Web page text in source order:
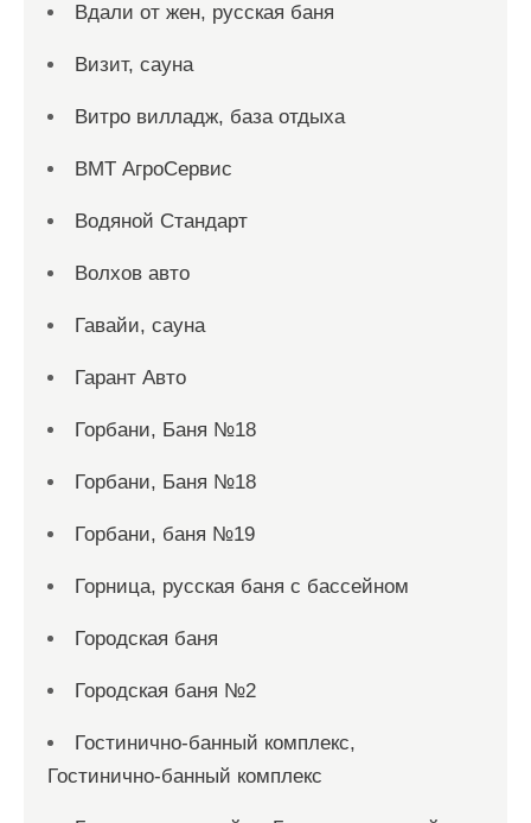
Вдали от жен, русская баня
Визит, сауна
Витро вилладж, база отдыха
ВМТ АгроСервис
Водяной Стандарт
Волхов авто
Гавайи, сауна
Гарант Авто
Горбани, Баня №18
Горбани, Баня №18
Горбани, баня №19
Горница, русская баня с бассейном
Городская баня
Городская баня №2
Гостинично-банный комплекс,
Гостинично-банный комплекс